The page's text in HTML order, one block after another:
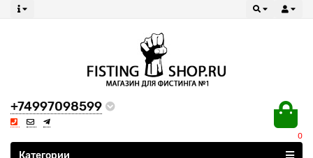
+74997098599
0
Все категории
Категории